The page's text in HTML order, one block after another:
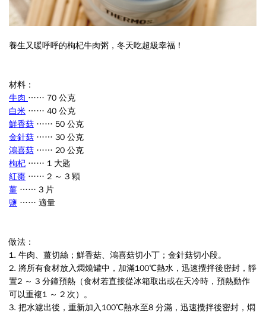
養生又暖呼呼的枸杞牛肉粥，冬天吃超級幸福！
材料：
牛肉 …… 70 公克
白米 …… 40 公克
鮮香菇 …… 50 公克
金針菇 …… 30 公克
鴻喜菇 …… 20 公克
枸杞 …… 1 大匙
紅棗 …… 2 ～ 3 顆
薑 …… 3 片
鹽 …… 適量
做法：
1. 牛肉、薑切絲；鮮香菇、鴻喜菇切小丁；金針菇切小段。
2. 將所有食材放入燜燒罐中，加滿100℃熱水，迅速攪拌後密封，靜
置2 ～ 3 分鐘預熱（食材若直接從冰箱取出或在天冷時，預熱動作
可以重複1 ～ 2 次）。
3. 把水濾出後，重新加入100℃熱水至8 分滿，迅速攪拌後密封，燜